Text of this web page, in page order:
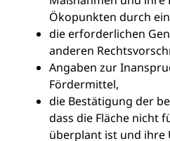
Ökopunkten durch
die erforderlichen
anderen
Angaben zur
Fördermittel,
die Bestätigung der
dass die Fläche nicht
überplant ist und ihre